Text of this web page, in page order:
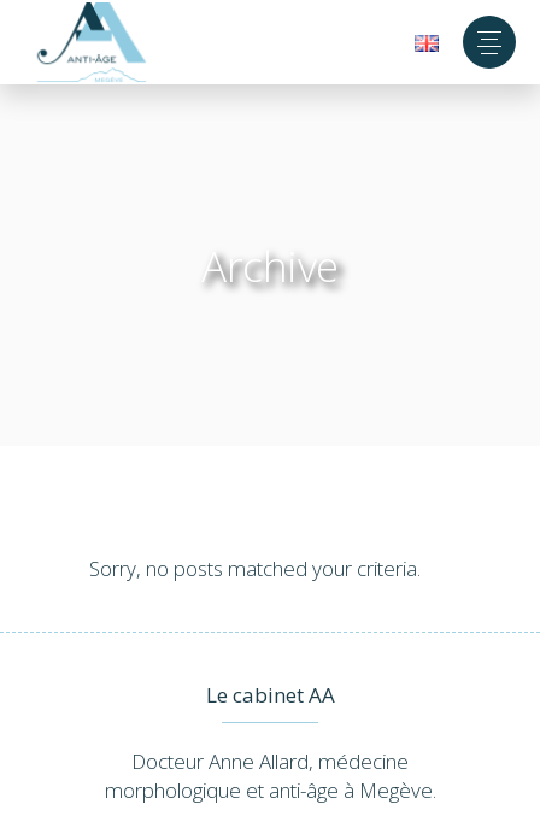
Archive
Sorry, no posts matched your criteria.
Le cabinet AA
Docteur Anne Allard, médecine
morphologique et anti-âge à Megève.